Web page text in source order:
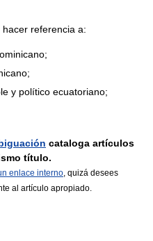
hacer referencia a:
y político ecuatoriano;
cataloga artículos
título.
enlace interno, quizá desees
al artículo apropiado.